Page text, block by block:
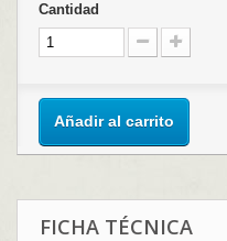
Cantidad
Añadir al carrito
FICHA TÉCNICA